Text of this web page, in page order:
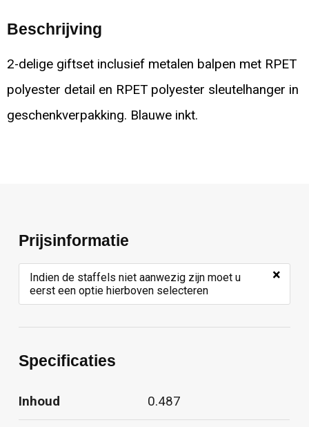
Beschrijving
2-delige giftset inclusief metalen balpen met RPET
polyester detail en RPET polyester sleutelhanger in
geschenkverpakking. Blauwe inkt.
Prijsinformatie
Indien de staffels niet aanwezig zijn moet u
eerst een optie hierboven selecteren
×
Specificaties
Inhoud 0.487